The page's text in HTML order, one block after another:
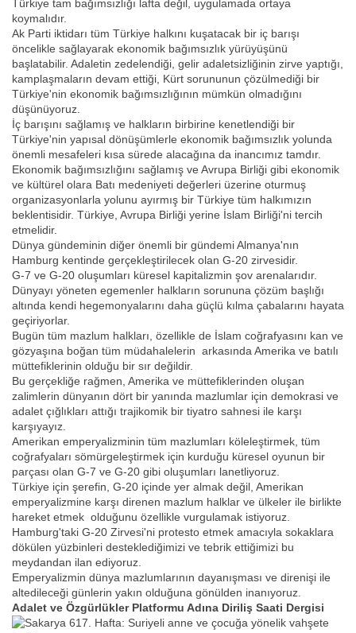
Türkiye tam bağımsızlığı lafta değil, uygulamada ortaya
koymalıdır.
Ak Parti iktidarı tüm Türkiye halkını kuşatacak bir iç barışı
öncelikle sağlayarak ekonomik bağımsızlık yürüyüşünü
başlatabilir. Adaletin zedelendiği, gelir adaletsizliğinin zirve yaptığı,
kamplaşmaların devam ettiği, Kürt sorununun çözülmediği bir
Türkiye'nin ekonomik bağımsızlığının mümkün olmadığını
düşünüyoruz.
İç barışını sağlamış ve halkların birbirine kenetlendiği bir
Türkiye'nin yapısal dönüşümlerle ekonomik bağımsızlık yolunda
önemli mesafeleri kısa sürede alacağına da inancımız tamdır.
Ekonomik bağımsızlığını sağlamış ve Avrupa Birliği gibi ekonomik
ve kültürel olara Batı medeniyeti değerleri üzerine oturmuş
organizasyonlarla yolunu ayırmış bir Türkiye tüm halkımızın
beklentisidir. Türkiye, Avrupa Birliği yerine İslam Birliği'ni tercih
etmelidir.
Dünya gündeminin diğer önemli bir gündemi Almanya'nın
Hamburg kentinde gerçekleştirilecek olan G-20 zirvesidir.
G-7 ve G-20 oluşumları küresel kapitalizmin şov arenalarıdır.
Dünyayı yöneten egemenler halkların sorununa çözüm başlığı
altında kendi hegemonyalarını daha güçlü kılma çabalarını hayata
geçiriyorlar.
Bugün tüm mazlum halkları, özellikle de İslam coğrafyasını kan ve
gözyaşına boğan tüm müdahalelerin arkasında Amerika ve batılı
müttefiklerinin olduğu bir sır değildir.
Bu gerçekliğe rağmen, Amerika ve müttefiklerinden oluşan
zalimlerin dünyanın dört bir yanında mazlumlar için demokrasi ve
adalet çığlıkları attığı trajikomik bir tiyatro sahnesi ile karşı
karşıyayız.
Amerikan emperyalizminin tüm mazlumları köleleştirmek, tüm
coğrafyaları sömürgeleştirmek için kurduğu küresel oyunun bir
parçası olan G-7 ve G-20 gibi oluşumları lanetliyoruz.
Türkiye için şerefin, G-20 içinde yer almak değil, Amerikan
emperyalizmine karşı direnen mazlum halklar ve ülkeler ile birlikte
hareket etmek olduğunu özellikle vurgulamak istiyoruz.
Hamburg'taki G-20 Zirvesi'ni protesto etmek amacıyla sokaklara
dökülen yüzbinleri desteklediğimizi ve tebrik ettiğimizi bu
meydandan ilan ediyoruz.
Emperyalizmin dünya mazlumlarının dayanışması ve direnişi ile
altedileceği günlerin yakın olduğuna gönülden inanıyoruz.
Adalet ve Özgürlükler Platformu Adına Diriliş Saati Dergisi